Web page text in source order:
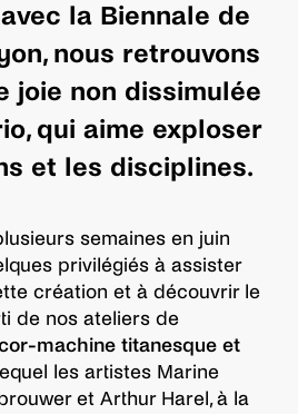
la Biennale de
nous retrouvons
joie non dissimulée
qui aime exploser
et les disciplines.
semaines en juin
privilégiés à assister
création et à découvrir le
de nos ateliers de
machine titanesque et
les artistes Marine
et Arthur Harel, à la